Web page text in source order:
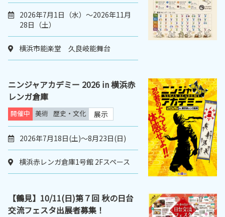
2026年7月1日（水）～2026年11月
28日（土）
横浜市能楽堂 久良岐能舞台
ニンジャアカデミー 2026 in 横浜赤
レンガ倉庫
開催中 美術 歴史・文化 展示
2026年7月18日(土)～8月23日(日)
横浜赤レンガ倉庫1号館 2Fスペース
【鶴見】10/11(日)第７回 秋の日台
交流フェスタ出展者募集！